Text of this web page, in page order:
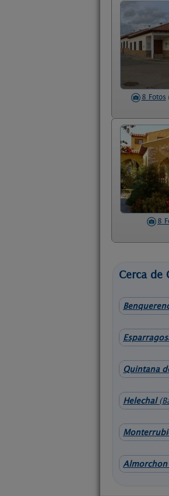
8 Fotos
8
Cerca de
Quintana
Helechal
Almorchon